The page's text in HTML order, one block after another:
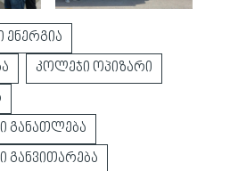
ენერგია
კოლეჯი ოპიზარი
განათლება